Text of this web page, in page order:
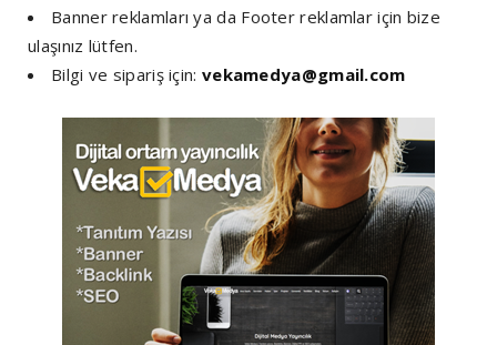
Banner reklamları ya da Footer reklamlar için bize
ulaşınız lütfen.
Bilgi ve sipariş için: vekamedya@gmail.com